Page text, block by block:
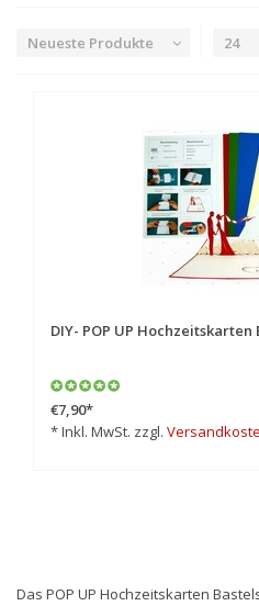
Neueste Produkte 24
DIY- POP UP Hochzeitskarten
€7,90*
* Inkl. MwSt. zzgl.
Das POP UP Hochzeitskarten